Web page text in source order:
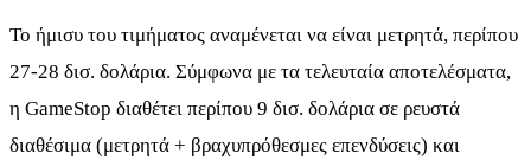
Το ήμισυ του τιμήματος αναμένεται να είναι μετρητά, περίπου
27-28 δισ. δολάρια. Σύμφωνα με τα τελευταία αποτελέσματα,
η GameStop διαθέτει περίπου 9 δισ. δολάρια σε ρευστά
διαθέσιμα (μετρητά + βραχυπρόθεσμες επενδύσεις) και